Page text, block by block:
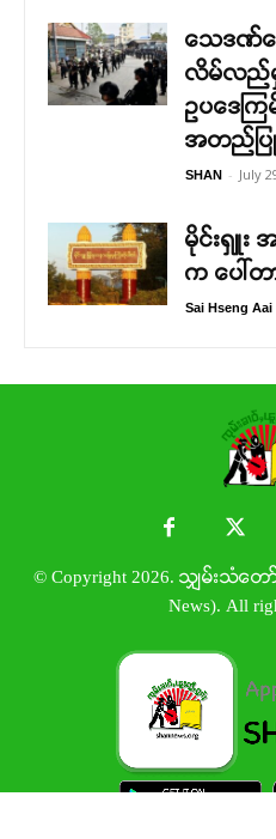
သေဒဏ်ပ
လိမ်လည်
ဥပဒေက
အတည်ပြု
SHAN - July
မိုင်းရှူး
က ပေါ်တ
Sai Hseng Aai
© Copyright 2026. သျှမ်းသံတေ
News). All